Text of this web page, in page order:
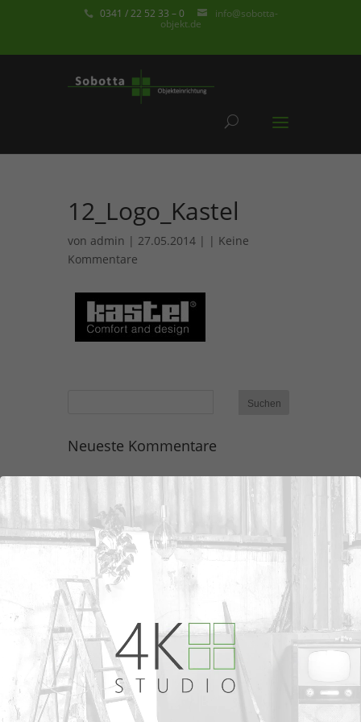
0341 / 22 52 33 – 0 info@sobotta-
objekt.de
12_Logo_Kastel
von admin | 27.05.2014 | | Keine
Kommentare
Neueste Kommentare
Kategorien
Keine Kategorien
Meta
Anmelden
Eintrags-Feed
Kommentar-Feed
WordPress.org